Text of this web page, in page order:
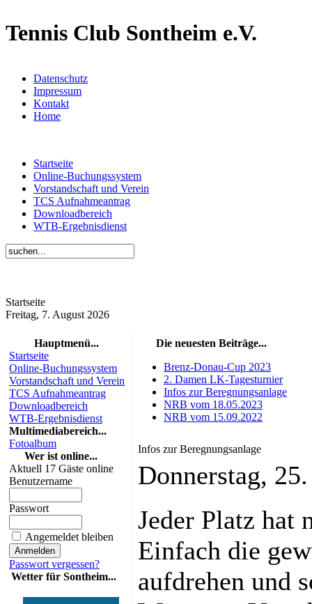
Tennis Club Sontheim e.V.
Datenschutz
Impressum
Kontakt
Home
Startseite
Online-Buchungssystem
Vorstandschaft und Verein
TCS Aufnahmeantrag
Downloadbereich
WTB-Ergebnisdienst
Startseite
Freitag, 7. August 2026
Hauptmenü...
Startseite
Online-Buchungssystem
Vorstandschaft und Verein
TCS Aufnahmeantrag
Downloadbereich
WTB-Ergebnisdienst
Multimediabereich...
Fotoalbum
Wer ist online...
Aktuell 17 Gäste online
Benutzername
Passwort
Angemeldet bleiben
Passwort vergessen?
Wetter für Sontheim...
Die neuesten Beiträge...
Brenz-Donau-Cup 2023
2. Damen LK-Tagesturnier
Infos zur Beregnungsanlage
NRB vom 18.05.2023
NRB vom 15.09.2022
Infos zur Beregnungsanlage
Donnerstag,
Jeder Platz hat
Einfach die
aufdrehen und